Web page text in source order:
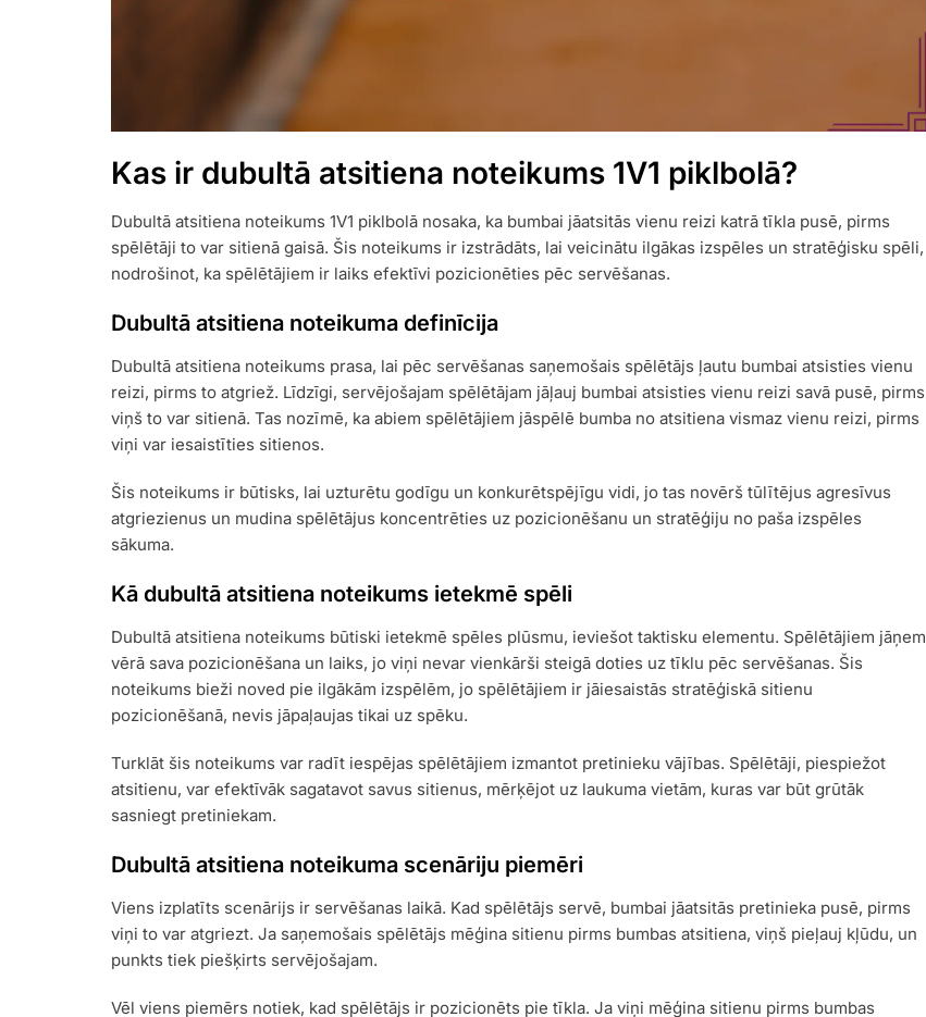
Kas ir dubultā atsitiena noteikums 1V1 piklbolā?
Dubultā atsitiena noteikums 1V1 piklbolā nosaka, ka bumbai jāatsitās vienu reizi katrā tīkla pusē, pirms
spēlētāji to var sitienā gaisā. Šis noteikums ir izstrādāts, lai veicinātu ilgākas izspēles un stratēģisku spēli,
nodrošinot, ka spēlētājiem ir laiks efektīvi pozicionēties pēc servēšanas.
Dubultā atsitiena noteikuma definīcija
Dubultā atsitiena noteikums prasa, lai pēc servēšanas saņemošais spēlētājs ļautu bumbai atsisties vienu
reizi, pirms to atgriež. Līdzīgi, servējošajam spēlētājam jāļauj bumbai atsisties vienu reizi savā pusē, pirms
viņš to var sitienā. Tas nozīmē, ka abiem spēlētājiem jāspēlē bumba no atsitiena vismaz vienu reizi, pirms
viņi var iesaistīties sitienos.
Šis noteikums ir būtisks, lai uzturētu godīgu un konkurētspējīgu vidi, jo tas novērš tūlītējus agresīvus
atgriezienus un mudina spēlētājus koncentrēties uz pozicionēšanu un stratēģiju no paša izspēles
sākuma.
Kā dubultā atsitiena noteikums ietekmē spēli
Dubultā atsitiena noteikums būtiski ietekmē spēles plūsmu, ieviešot taktisku elementu. Spēlētājiem jāņem
vērā sava pozicionēšana un laiks, jo viņi nevar vienkārši steigā doties uz tīklu pēc servēšanas. Šis
noteikums bieži noved pie ilgākām izspēlēm, jo spēlētājiem ir jāiesaistās stratēģiskā sitienu
pozicionēšanā, nevis jāpaļaujas tikai uz spēku.
Turklāt šis noteikums var radīt iespējas spēlētājiem izmantot pretinieku vājības. Spēlētāji, piespiežot
atsitienu, var efektīvāk sagatavot savus sitienus, mērķējot uz laukuma vietām, kuras var būt grūtāk
sasniegt pretiniekam.
Dubultā atsitiena noteikuma scenāriju piemēri
Viens izplatīts scenārijs ir servēšanas laikā. Kad spēlētājs servē, bumbai jāatsitās pretinieka pusē, pirms
viņi to var atgriezt. Ja saņemošais spēlētājs mēģina sitienu pirms bumbas atsitiena, viņš pieļauj kļūdu, un
punkts tiek piešķirts servējošajam.
Vēl viens piemērs notiek, kad spēlētājs ir pozicionēts pie tīkla. Ja viņi mēģina sitienu pirms bumbas